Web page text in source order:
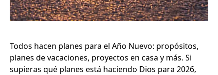
Todos hacen planes para el Año Nuevo: propósitos,
planes de vacaciones, proyectos en casa y más. Si
supieras qué planes está haciendo Dios para 2026,